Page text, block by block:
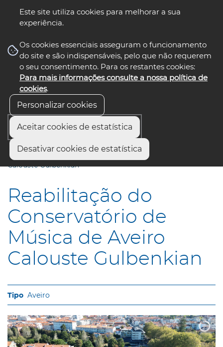
Este site utiliza cookies para melhorar a sua
experiência.
Os cookies essenciais asseguram o funcionamento
do site e são indispensáveis, pelo que não requerem
o seu consentimento. Para os restantes cookies:
Para mais informações consulte a nossa política de
cookies.
Personalizar cookies
Aceitar cookies de estatística
Desativar cookies de estatística
nos select language
Início
Reabilitação do Conservatório de Música de Aveiro
Calouste Gulbenkian
Reabilitação do
Conservatório de
Música de Aveiro
Calouste Gulbenkian
Aveiro